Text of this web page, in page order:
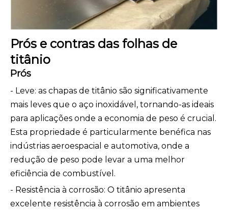
Prós e contras das folhas de
titânio
Prós
- Leve: as chapas de titânio são significativamente
mais leves que o aço inoxidável, tornando-as ideais
para aplicações onde a economia de peso é crucial.
Esta propriedade é particularmente benéfica nas
indústrias aeroespacial e automotiva, onde a
redução de peso pode levar a uma melhor
eficiência de combustível.
- Resistência à corrosão: O titânio apresenta
excelente resistência à corrosão em ambientes